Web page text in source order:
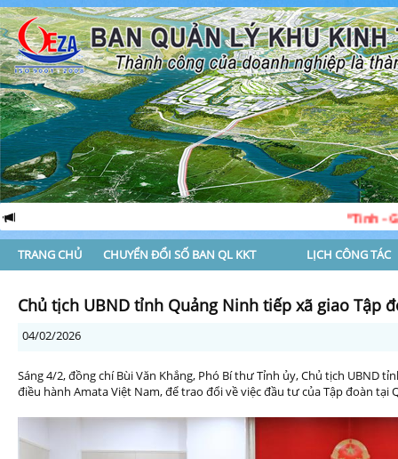
“Tinh - Gọn -
TRANG CHỦ CHUYỂN ĐỔI SỐ BAN QL KKT LỊCH CÔNG TÁC
Chủ tịch UBND tỉnh Quảng Ninh tiếp xã giao Tập
04/02/2026
Sáng 4/2, đồng chí Bùi Văn Khắng, Phó Bí thư Tỉnh ủy, Chủ tịch UBND
điều hành Amata Việt Nam, để trao đổi về việc đầu tư của Tập đoàn tại